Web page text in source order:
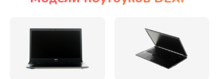
Замена Wi-Fi ноутбука DEXP